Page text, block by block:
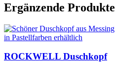
Ergänzende Produkte
ROCKWELL Duschkopf